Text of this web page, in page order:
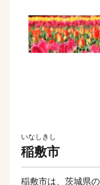
いなしきし
稲敷市
稲敷市は、茨城県